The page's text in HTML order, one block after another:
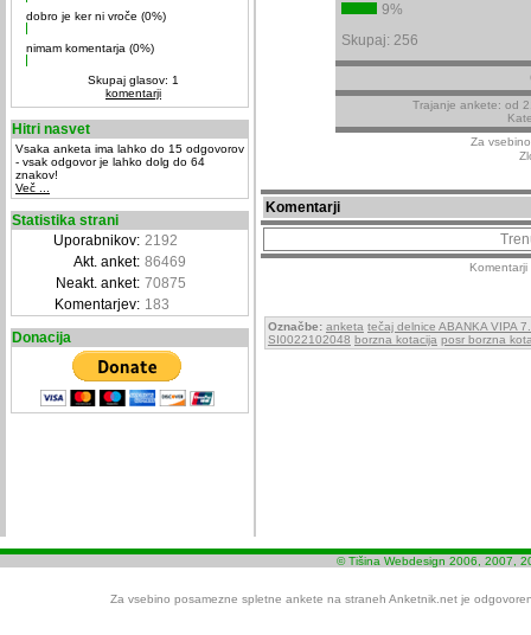
dobro je ker ni vroče (0%)
nimam komentarja (0%)
Skupaj glasov: 1
komentarji
Hitri nasvet
Vsaka anketa ima lahko do 15 odgovorov
- vsak odgovor je lahko dolg do 64
znakov!
Več ...
Statistika strani
Uporabnikov: 2192
Akt. anket: 86469
Neakt. anket: 70875
Komentarjev: 183
Donacija
9%
Skupaj: 256
Trajanje ankete: od
Za
Komentarji
Označbe: anketa tečaj delnice ABANKA VIPA
SI0022102048 borzna kotacija posr borzna
© Tišina Webdesign 2006, 2007,
Za vsebino posamezne spletne ankete na straneh Anketnik.net je